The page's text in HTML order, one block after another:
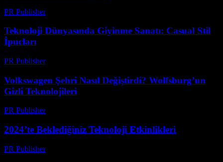
PR Publisher-
Teknoloji Dünyasında Giyinme Sanatı: Casual Stil
İpucları
PR Publisher-
Volkswagen Şehri Nasıl Değiştirdi? Wolfsburg’un
Gizli Teknolojileri
PR Publisher-
2024’te Beklediğiniz Teknoloji Etkinlikleri
PR Publisher-